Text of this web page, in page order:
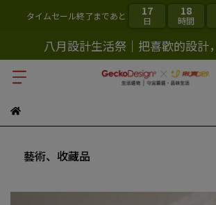
タイムセール終了まであと 17
日
18
時間
八月設計生活祭｜把喜歡的設計
藝術、收藏品